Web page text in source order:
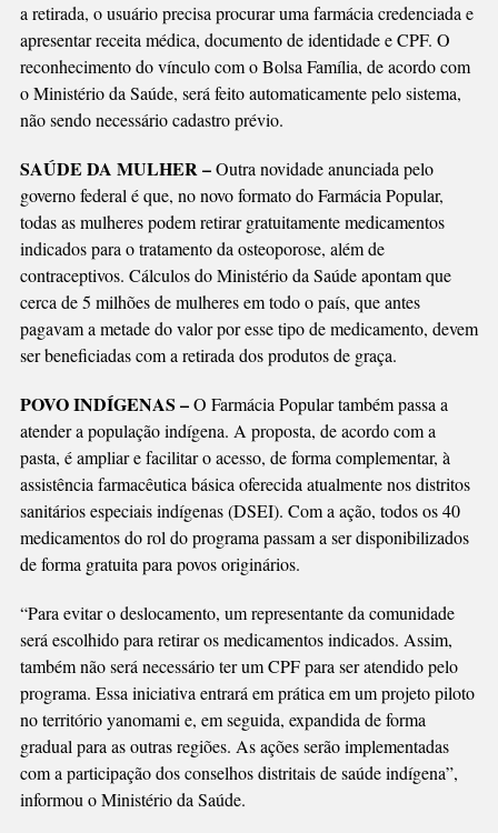
a retirada, o usuário precisa procurar uma farmácia credenciada e
apresentar receita médica, documento de identidade e CPF. O
reconhecimento do vínculo com o Bolsa Família, de acordo com
o Ministério da Saúde, será feito automaticamente pelo sistema,
não sendo necessário cadastro prévio.
SAÚDE DA MULHER –Outra novidade anunciada pelo
governo federal é que, no novo formato do Farmácia Popular,
todas as mulheres podem retirar gratuitamente medicamentos
indicados para o tratamento da osteoporose, além de
contraceptivos. Cálculos do Ministério da Saúde apontam que
cerca de 5 milhões de mulheres em todo o país, que antes
pagavam a metade do valor por esse tipo de medicamento, devem
ser beneficiadas com a retirada dos produtos de graça.
POVO INDÍGENAS –O Farmácia Popular também passa a
atender a população indígena. A proposta, de acordo com a
pasta, é ampliar e facilitar o acesso, de forma complementar, à
assistência farmacêutica básica oferecida atualmente nos distritos
sanitários especiais indígenas (DSEI). Com a ação, todos os 40
medicamentos do rol do programa passam a ser disponibilizados
de forma gratuita para povos originários.
“Para evitar o deslocamento, um representante da comunidade
será escolhido para retirar os medicamentos indicados. Assim,
também não será necessário ter um CPF para ser atendido pelo
programa. Essa iniciativa entrará em prática em um projeto piloto
no território yanomami e, em seguida, expandida de forma
gradual para as outras regiões. As ações serão implementadas
com a participação dos conselhos distritais de saúde indígena”,
informou o Ministério da Saúde.